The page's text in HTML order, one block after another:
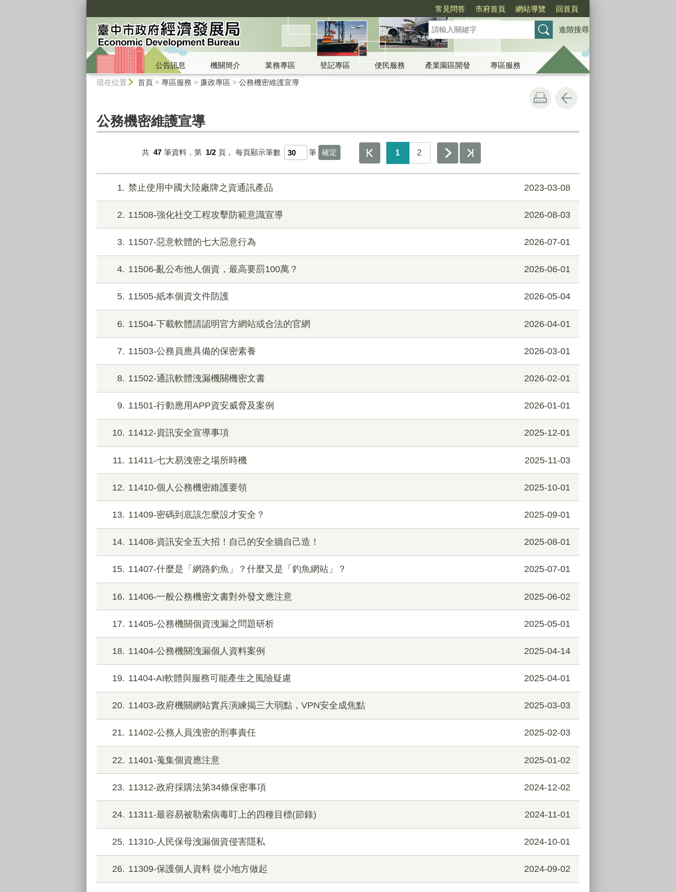
常見問答 市府首頁 網站導覽 回首頁
進階搜尋
公告訊息 機關簡介 業務專區 登記專區 便民服務 產業園區開發
專區服務
現在位置 首頁> 專區服務 > 廉政專區 > 公務機密維護宣導
公務機密維護宣導
共 47 筆資料，第 1/2 頁， 每頁顯示筆數 筆 1 2
1 禁止使用中國大陸廠牌之資通訊產品 2023-03-08
2 11508-強化社交工程攻擊防範意識宣導 2026-08-03
3 11507-惡意軟體的七大惡意行為 2026-07-01
4 11506-亂公布他人個資，最高要罰100萬？ 2026-06-01
5 11505-紙本個資文件防護 2026-05-04
6 11504-下載軟體請認明官方網站或合法的官網 2026-04-01
7 11503-公務員應具備的保密素養 2026-03-01
8 11502-通訊軟體洩漏機關機密文書 2026-02-01
9 11501-行動應用APP資安威脅及案例 2026-01-01
10 11412-資訊安全宣導事項 2025-12-01
11 11411-七大易洩密之場所時機 2025-11-03
12 11410-個人公務機密維護要領 2025-10-01
13 11409-密碼到底該怎麼設才安全？ 2025-09-01
14 11408-資訊安全五大招！自己的安全牆自己造！ 2025-08-01
15 11407-什麼是「網路釣魚」？什麼又是「釣魚網站」？ 2025-07-01
16 11406-一般公務機密文書對外發文應注意 2025-06-02
17 11405-公務機關個資洩漏之問題研析 2025-05-01
18 11404-公務機關洩漏個人資料案例 2025-04-14
19 11404-AI軟體與服務可能產生之風險疑慮 2025-04-01
20 11403-政府機關網站實兵演練揭三大弱點，VPN安全成焦點 2025-03-03
21 11402-公務人員洩密的刑事責任 2025-02-03
22 11401-蒐集個資應注意 2025-01-02
23 11312-政府採購法第34條保密事項 2024-12-02
24 11311-最容易被勒索病毒盯上的四種目標(節錄) 2024-11-01
25 11310-人民保母洩漏個資侵害隱私 2024-10-01
26 11309-保護個人資料 從小地方做起 2024-09-02